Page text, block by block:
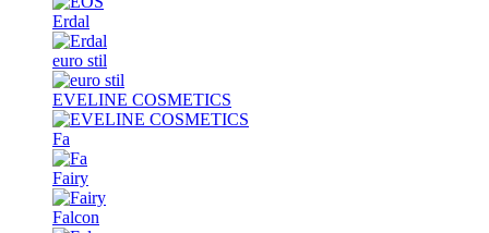
Erdal
euro stil
EVELINE COSMETICS
Fa
Fairy
Falcon